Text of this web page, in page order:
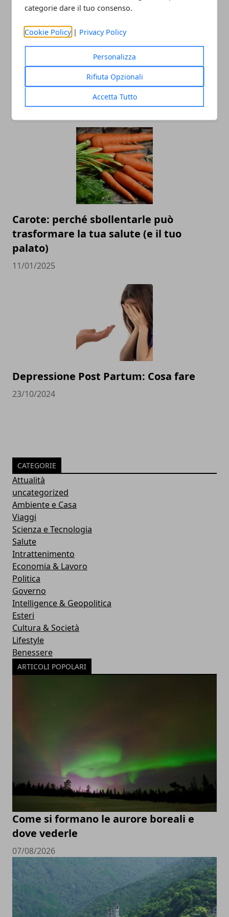
categorie dare il tuo consenso.
Cookie Policy | Privacy Policy
Personalizza
Rifiuta Opzionali
Accetta Tutto
Perché è importante utilizzare la
protezione solare tutti i giorni?
02/10/2025
Carote: perché sbollentarle può
trasformare la tua salute (e il tuo
palato)
11/01/2025
Depressione Post Partum: Cosa fare
23/10/2024
CATEGORIE
Attualità
uncategorized
Ambiente e Casa
Viaggi
Scienza e Tecnologia
Salute
Intrattenimento
Economia & Lavoro
Politica
Governo
Intelligence & Geopolitica
Esteri
Cultura & Società
Lifestyle
Benessere
ARTICOLI POPOLARI
Come si formano le aurore boreali e
dove vederle
07/08/2026